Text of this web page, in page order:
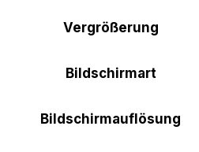
Vergrößerung
Bildschirmart
Bildschirmauflösung